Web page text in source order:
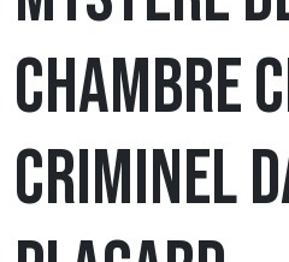
CHAMBRE
CRIMINEL